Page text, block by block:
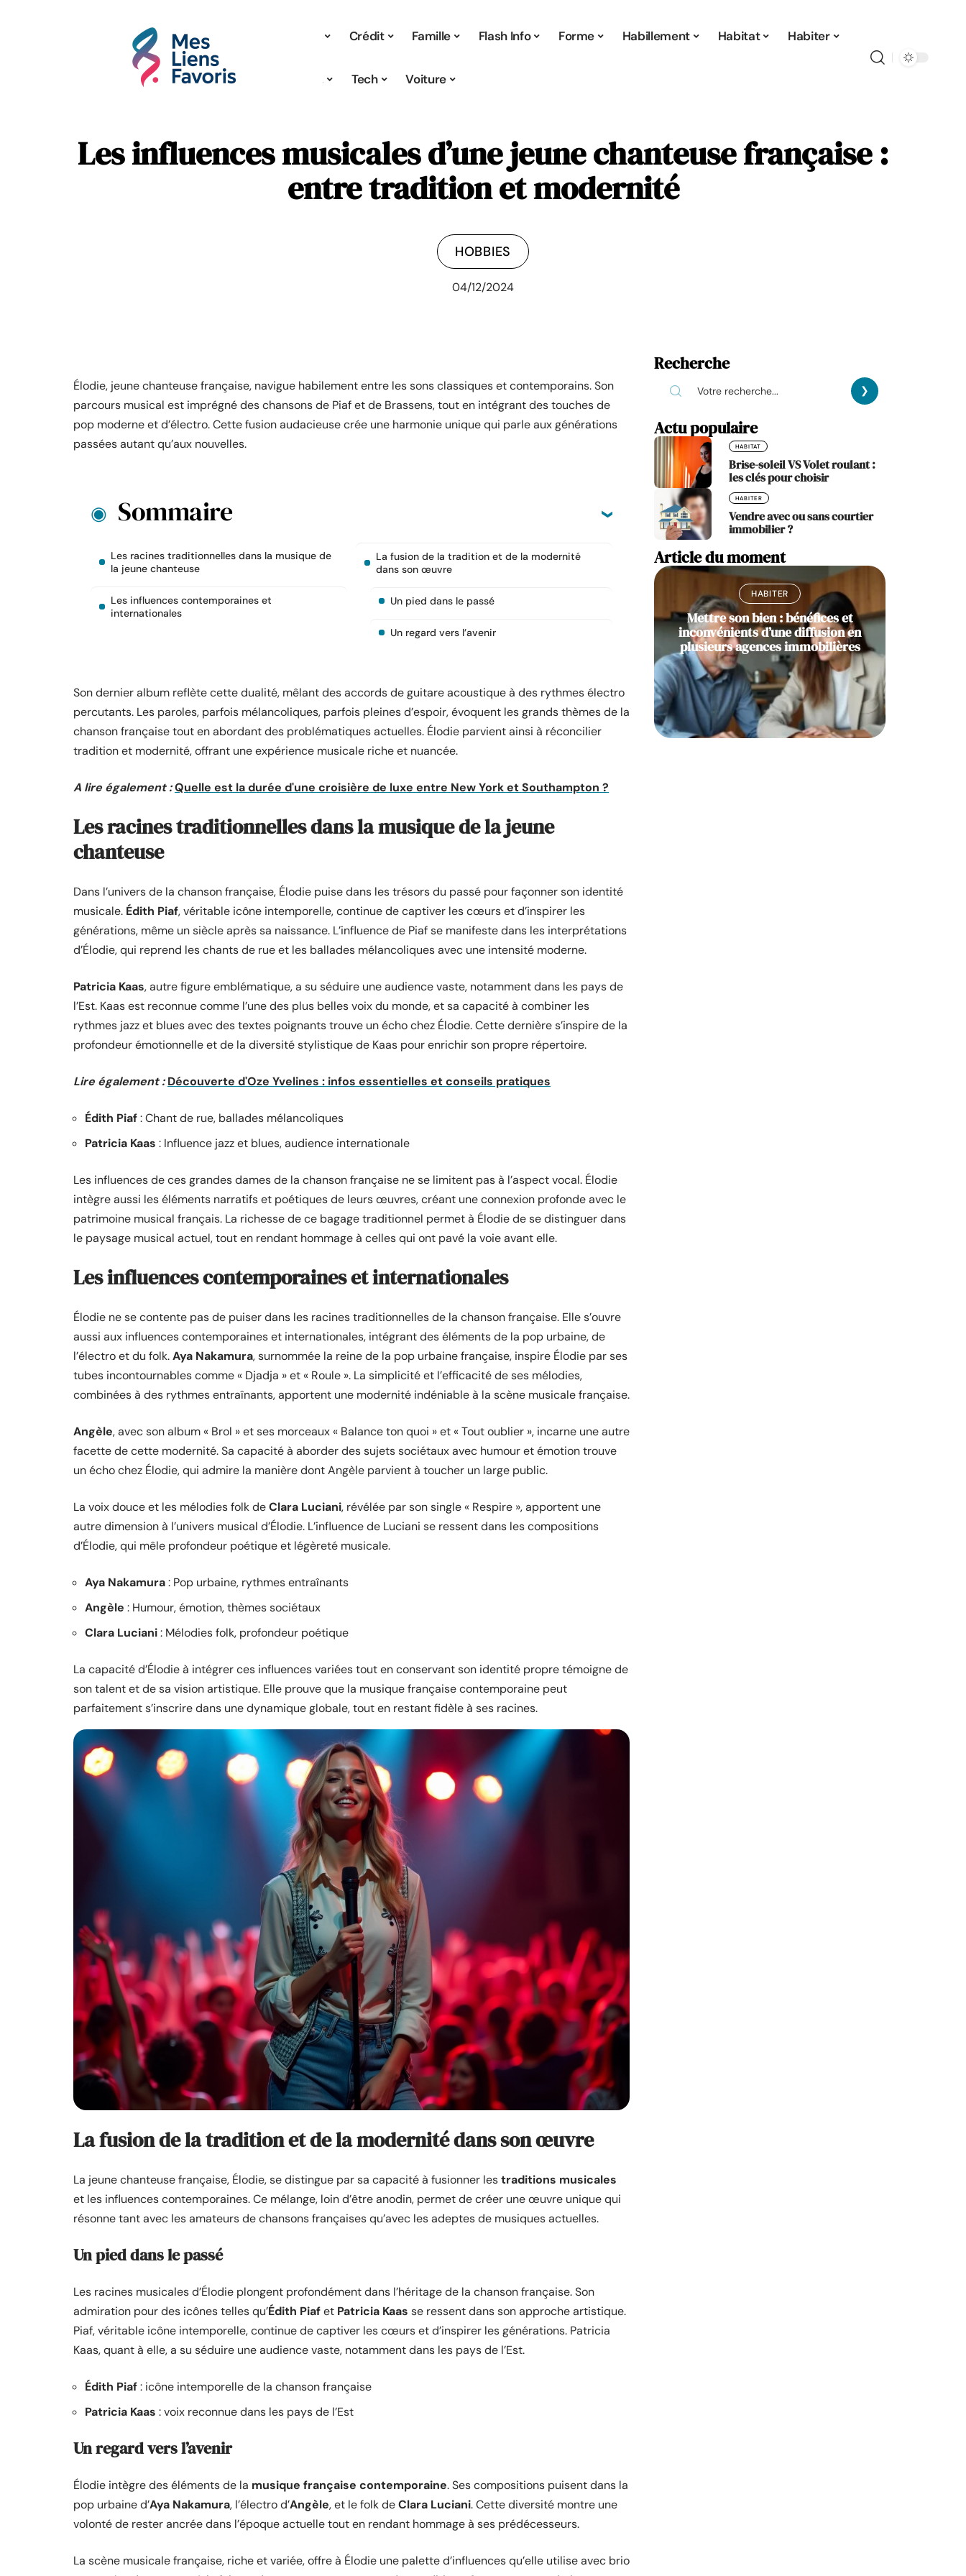
Crédit Famille Flash Info Forme Habillement Habitat Habiter
Hobbies Tech Voiture
Les influences musicales d’une jeune chanteuse française :
entre tradition et modernité
HOBBIES
04/12/2024
Élodie, jeune chanteuse française, navigue habilement entre les sons classiques et contemporains. Son
parcours musical est imprégné des chansons de Piaf et de Brassens, tout en intégrant des touches de
pop moderne et d’électro. Cette fusion audacieuse crée une harmonie unique qui parle aux générations
passées autant qu’aux nouvelles.
Sommaire
Les racines traditionnelles dans la musique de
la jeune chanteuse
Les influences contemporaines et
internationales
La fusion de la tradition et de la modernité
dans son œuvre
Un pied dans le passé
Un regard vers l’avenir
Son dernier album reflète cette dualité, mêlant des accords de guitare acoustique à des rythmes électro
percutants. Les paroles, parfois mélancoliques, parfois pleines d’espoir, évoquent les grands thèmes de la
chanson française tout en abordant des problématiques actuelles. Élodie parvient ainsi à réconcilier
tradition et modernité, offrant une expérience musicale riche et nuancée.
A lire également :Quelle est la durée d'une croisière de luxe entre New York et Southampton ?
Les racines traditionnelles dans la musique de la jeune
chanteuse
Dans l’univers de la chanson française, Élodie puise dans les trésors du passé pour façonner son identité
musicale. Édith Piaf, véritable icône intemporelle, continue de captiver les cœurs et d’inspirer les
générations, même un siècle après sa naissance. L’influence de Piaf se manifeste dans les interprétations
d’Élodie, qui reprend les chants de rue et les ballades mélancoliques avec une intensité moderne.
Patricia Kaas, autre figure emblématique, a su séduire une audience vaste, notamment dans les pays de
l’Est. Kaas est reconnue comme l’une des plus belles voix du monde, et sa capacité à combiner les
rythmes jazz et blues avec des textes poignants trouve un écho chez Élodie. Cette dernière s’inspire de la
profondeur émotionnelle et de la diversité stylistique de Kaas pour enrichir son propre répertoire.
Lire également : Découverte d'Oze Yvelines : infos essentielles et conseils pratiques
Édith Piaf: Chant de rue, ballades mélancoliques
Patricia Kaas : Influence jazz et blues, audience internationale
Les influences de ces grandes dames de la chanson française ne se limitent pas à l’aspect vocal. Élodie
intègre aussi les éléments narratifs et poétiques de leurs œuvres, créant une connexion profonde avec le
patrimoine musical français. La richesse de ce bagage traditionnel permet à Élodie de se distinguer dans
le paysage musical actuel, tout en rendant hommage à celles qui ont pavé la voie avant elle.
Les influences contemporaines et internationales
Élodie ne se contente pas de puiser dans les racines traditionnelles de la chanson française. Elle s’ouvre
aussi aux influences contemporaines et internationales, intégrant des éléments de la pop urbaine, de
l’électro et du folk.Aya Nakamura, surnommée la reine de la pop urbaine française, inspire Élodie par ses
tubes incontournables comme « Djadja » et « Roule ». La simplicité et l’efficacité de ses mélodies,
combinées à des rythmes entraînants, apportent une modernité indéniable à la scène musicale française.
Angèle, avec son album « Brol » et ses morceaux « Balance ton quoi » et « Tout oublier », incarne une autre
facette de cette modernité. Sa capacité à aborder des sujets sociétaux avec humour et émotion trouve
un écho chez Élodie, qui admire la manière dont Angèle parvient à toucher un large public.
La voix douce et les mélodies folk deClara Luciani, révélée par son single « Respire », apportent une
autre dimension à l’univers musical d’Élodie. L’influence de Luciani se ressent dans les compositions
d’Élodie, qui mêle profondeur poétique et légèreté musicale.
Aya Nakamura: Pop urbaine, rythmes entraînants
Angèle : Humour, émotion, thèmes sociétaux
Clara Luciani: Mélodies folk, profondeur poétique
La capacité d’Élodie à intégrer ces influences variées tout en conservant son identité propre témoigne de
son talent et de sa vision artistique. Elle prouve que la musique française contemporaine peut
parfaitement s’inscrire dans une dynamique globale, tout en restant fidèle à ses racines.
La fusion de la tradition et de la modernité dans son œuvre
La jeune chanteuse française, Élodie, se distingue par sa capacité à fusionner lestraditions musicales
et les influences contemporaines. Ce mélange, loin d’être anodin, permet de créer une œuvre unique qui
résonne tant avec les amateurs de chansons françaises qu’avec les adeptes de musiques actuelles.
Un pied dans le passé
Les racines musicales d’Élodie plongent profondément dans l’héritage de la chanson française. Son
admiration pour des icônes telles qu’Édith Piafet Patricia Kaas se ressent dans son approche artistique.
Piaf, véritable icône intemporelle, continue de captiver les cœurs et d’inspirer les générations. Patricia
Kaas, quant à elle, a su séduire une audience vaste, notamment dans les pays de l’Est.
Édith Piaf: icône intemporelle de la chanson française
Patricia Kaas : voix reconnue dans les pays de l’Est
Un regard vers l’avenir
Élodie intègre des éléments de la musique française contemporaine. Ses compositions puisent dans la
pop urbaine d’Aya Nakamura, l’électro d’Angèle, et le folk deClara Luciani. Cette diversité montre une
volonté de rester ancrée dans l’époque actuelle tout en rendant hommage à ses prédécesseurs.
La scène musicale française, riche et variée, offre à Élodie une palette d’influences qu’elle utilise avec brio
Recherche
Actu populaire
HABITAT
Brise-soleil VS Volet roulant :
les clés pour choisir
HABITER
Vendre avec ou sans courtier
immobilier ?
Article du moment
HABITER
Mettre son bien : bénéfices et
inconvénients d’une diffusion en
plusieurs agences immobilières